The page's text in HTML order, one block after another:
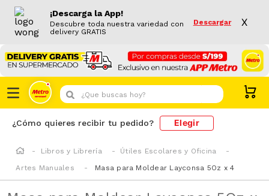
¡Descarga la App!
Descubre toda nuestra variedad con
delivery GRATIS
Descargar X
¿Que buscas hoy?
¿Cómo quieres recibir tu pedido? Elegir
Libros y Librería
Útiles Escolares y Oficina
Artes Manuales
Masa para Moldear Layconsa 5Oz x 4